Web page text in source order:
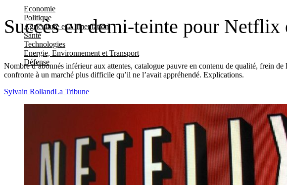
Economie
Politique
Agriculture et Alimentation
Santé
Technologies
Energie, Environnement et Transport
Défense
Succès en demi-teinte pour Netflix
Nombre d’abonnés inférieur aux attentes, catalogue pauvre en contenu de qualité, frein
confronte à un marché plus difficile qu’il ne l’avait appréhendé. Explications.
Sylvain RollandLa Tribune